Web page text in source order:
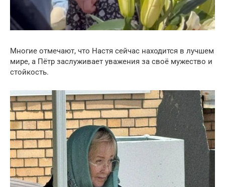
Многие отмечают, что Настя сейчас находится в лучшем
мире, а Пётр заслуживает уважения за своё мужество и
стойкость.